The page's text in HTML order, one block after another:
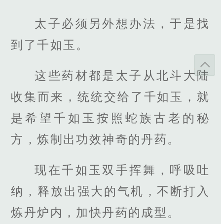
太子必须另外想办法，于是找
到了千如玉。
这些药材都是太子从北斗大陆
收集而来，统统交给了千如玉，就
是希望千如玉按照蛇族古老的秘
方，炼制出功效神奇的丹药。
现在千如玉双手挥舞，呼吸吐
纳，释放出强大的气机，不断打入
炼丹炉内，加快丹药的成型。